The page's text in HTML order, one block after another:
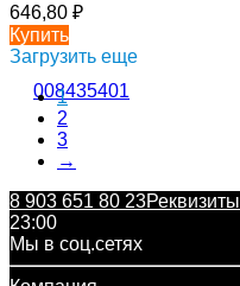
646,80 ₽
Купить
Загрузить еще
1
2
3
→
8 903 651 80 23Реквизиты
23:00
Мы в соц.сетях